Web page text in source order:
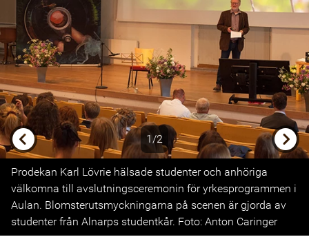
1/2
Previous
Prodekan Karl Lövrie hälsade studenter och anhöriga
välkomna till avslutningsceremonin för yrkesprogrammen i
Aulan. Blomsterutsmyckningarna på scenen är gjorda av
studenter från Alnarps studentkår. Foto: Anton Caringer